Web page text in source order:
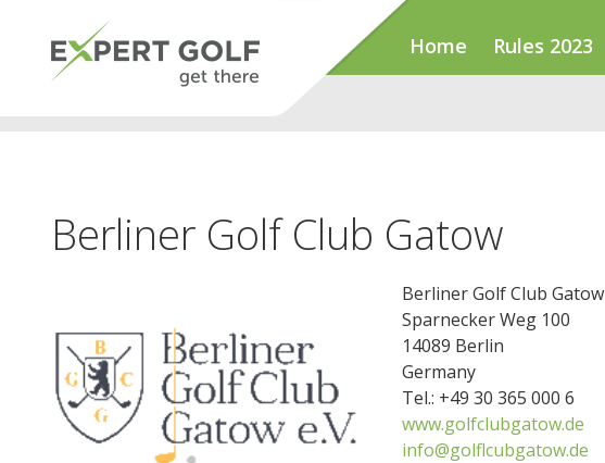
Home Rules 2023
Berliner Golf Club Gatow
Berliner Golf Club Gatow
Sparnecker Weg 100
14089 Berlin
Germany
Tel.: +49 30 365 000 6
www.golfclubgatow.de
info@golflcubgatow.de